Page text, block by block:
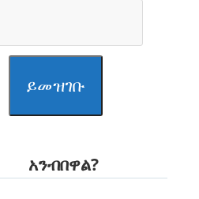
ይመዝገቡ
አንብበዋል?